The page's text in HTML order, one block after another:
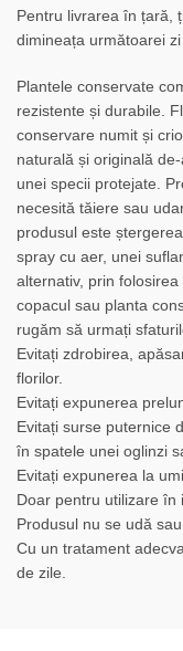
Pentru livrarea în țară,
dimineața următoarei zi
Plantele conservate
rezistente și durabile.
conservare numit și
naturală și originală
unei specii protejate.
necesită tăiere sau
produsul este
spray cu aer, unei
alternativ, prin
copacul sau planta
rugăm să urmați
Evitați zdrobirea,
florilor.
Evitați expunerea
Evitați surse puternice
în spatele unei oglinzi
Evitați expunerea la
Doar pentru utilizare în
Produsul nu se udă
Cu un tratament
de zile.